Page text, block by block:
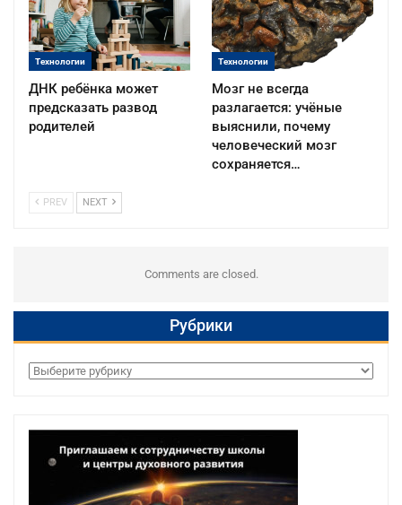
Технологии
ДНК ребёнка может
предсказать развод
родителей
Технологии
Мозг не всегда
разлагается: учёные
выяснили, почему
человеческий мозг
сохраняется…
PREV NEXT
Comments are closed.
Рубрики
Рубрики